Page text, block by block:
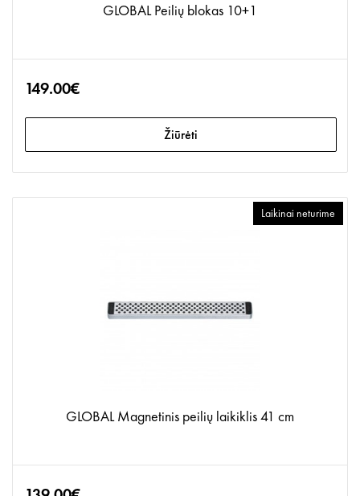
GLOBAL Peilių blokas 10+1
149.00€
Žiūrėti
Laikinai neturime
GLOBAL Magnetinis peilių laikiklis 41 cm